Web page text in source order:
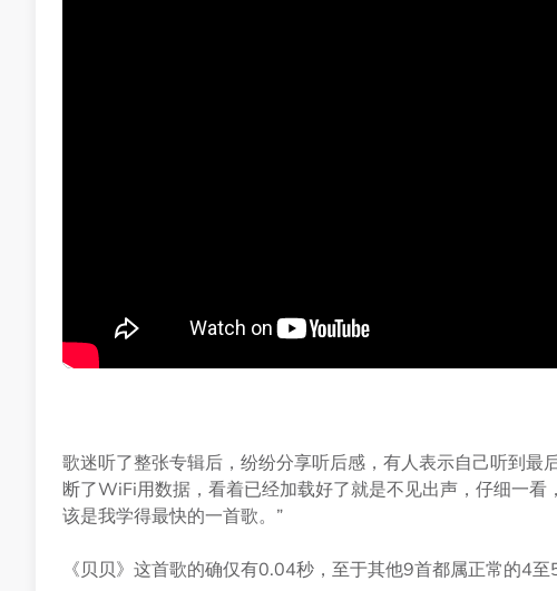
歌迷听了整张专辑后，纷纷分享听后感，有人表示自己听到最
断了WiFi用数据，看着已经加载好了就是不见出声，仔细一看
该是我学得最快的一首歌。”
《贝贝》这首歌的确仅有0.04秒，至于其他9首都属正常的4至5